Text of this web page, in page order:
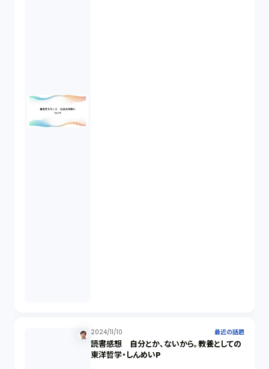
2024/11/10 最近の話題
読書感想 自分とか、ないから。教養としての
東洋哲学・しんめいP